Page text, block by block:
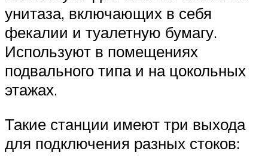
унитаза, включающих в себя
фекалии и туалетную бумагу.
Используют в помещениях
подвального типа и на цокольных
этажах.
Такие станции имеют три выхода
для подключения разных стоков: